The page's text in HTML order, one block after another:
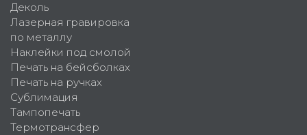
Деколь
Лазерная гравировка
по металлу
Наклейки под смолой
Печать на бейсболках
Печать на ручках
Сублимация
Тампопечать
Термотрансфер